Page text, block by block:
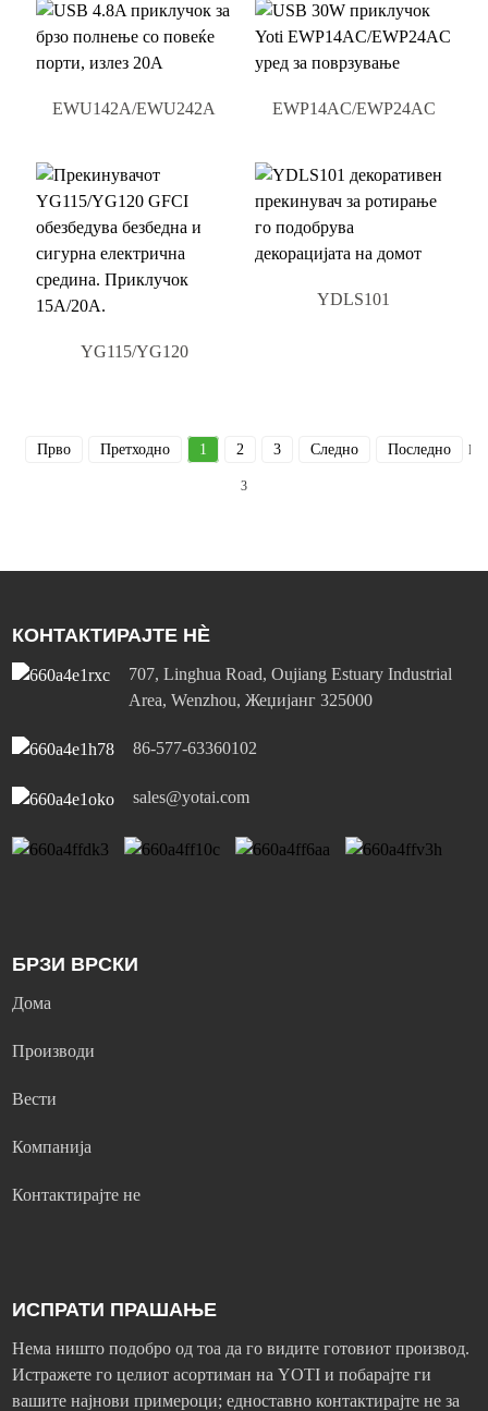
EWU142A/EWU242A EWP14AC/EWP24AC
YG115/YG120
YDLS101
Прво Претходно 1 2 3 Следно Последно
3
КОНТАКТИРАЈТЕ НÈ
707, Linghua Road, Oujiang Estuary Industrial
Area, Wenzhou, Жеџијанг 325000
86-577-63360102
sales@yotai.com
БРЗИ ВРСКИ
Дома
Производи
Вести
Компанија
Контактирајте не
ИСПРАТИ ПРАШАЊЕ
Нема ништо подобро од тоа да го видите готовиот производ.
Истражете го целиот асортиман на YOTI и побарајте ги
вашите најнови примероци; едноставно контактирајте не за